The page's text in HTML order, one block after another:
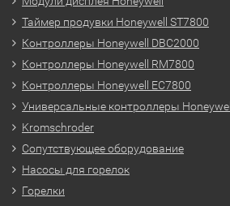
Таймер продувки Honeywell ST7800
Контроллеры Honeywell DBC2000
Контроллеры Honeywell RM7800
Контроллеры Honeywell EC7800
Универсальные контроллеры Honeywell
Kromschroder
Сопутствующее оборудование
Насосы для горелок
Горелки